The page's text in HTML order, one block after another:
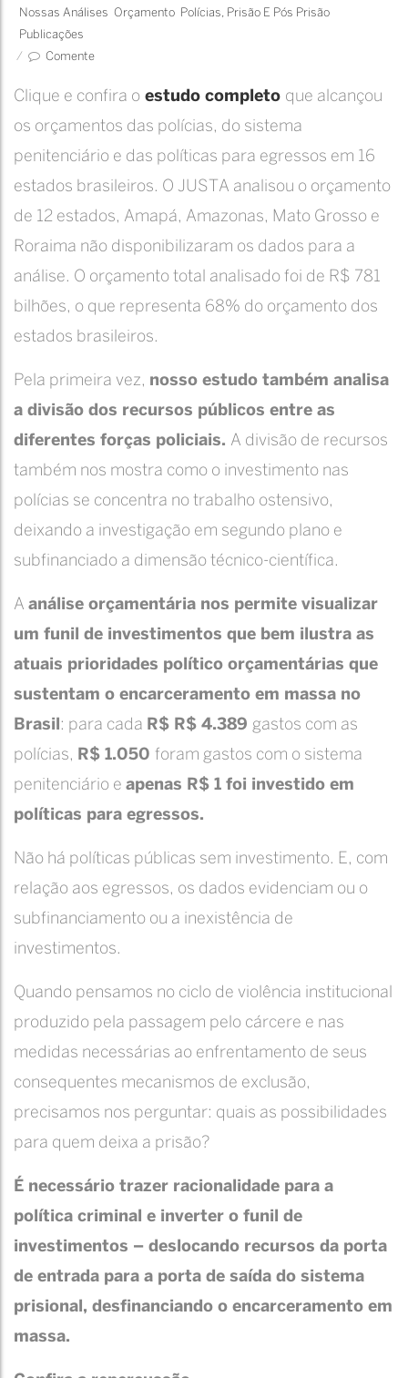
Nossas Análises Orçamento
Polícias, Prisão E Pós Prisão
Publicações
/
Comente
Clique e confira o estudo completo que alcançou
os orçamentos das polícias, do sistema
penitenciário e das políticas para egressos em 16
estados brasileiros. O JUSTA analisou o orçamento
de 12 estados, Amapá, Amazonas, Mato Grosso e
Roraima não disponibilizaram os dados para a
análise. O orçamento total analisado foi de R$ 781
bilhões, o que representa 68% do orçamento dos
estados brasileiros.
Pela primeira vez, nosso estudo também analisa
a divisão dos recursos públicos entre as
diferentes forças policiais. A divisão de recursos
também nos mostra como o investimento nas
polícias se concentra no trabalho ostensivo,
deixando a investigação em segundo plano e
subfinanciado a dimensão técnico-científica.
A análise orçamentária nos permite visualizar
um funil de investimentos que bem ilustra as
atuais prioridades político orçamentárias que
sustentam o encarceramento em massa no
Brasil : para cada R$ R$ 4.389 gastos com as
polícias, R$ 1.050 foram gastos com o sistema
penitenciário e apenas R$ 1 foi investido em
políticas para egressos.
Não há políticas públicas sem investimento. E, com
relação aos egressos, os dados evidenciam ou o
subfinanciamento ou a inexistência de
investimentos.
Quando pensamos no ciclo de violência institucional
produzido pela passagem pelo cárcere e nas
medidas necessárias ao enfrentamento de seus
consequentes mecanismos de exclusão,
precisamos nos perguntar: quais as possibilidades
para quem deixa a prisão?
É necessário trazer racionalidade para a
política criminal e inverter o funil de
investimentos – deslocando recursos da porta
de entrada para a porta de saída do sistema
prisional, desfinanciando o encarceramento em
massa.